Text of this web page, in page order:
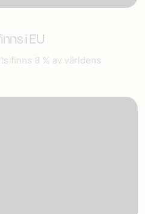
i EU
finns 8 % av världens